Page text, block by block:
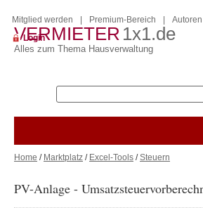
VERMIETER 1x1.de
Alles zum Thema Hausverwaltung
Mitglied werden Premium-Bereich Autoren
Login
Home / Marktplatz / Excel-Tools /Steuern
PV-Anlage -